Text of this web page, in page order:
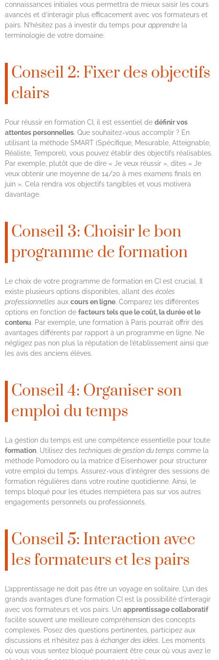
connaissances initiales vous permettra de mieux saisir les cours
avancés et d’interagir plus efficacement avec vos formateurs et
pairs. N’hésitez pas à investir du temps pour apprendre la
terminologie de votre domaine.
Conseil 2: Fixer des objectifs
clairs
Pour réussir en formation CI, il est essentiel de définir vos
attentes personnelles. Que souhaitez-vous accomplir ? En
utilisant la méthode SMART (Spécifique, Mesurable, Atteignable,
Réaliste, Temporel), vous pouvez établir des objectifs réalisables.
Par exemple, plutôt que de dire « Je veux réussir », dites « Je
veux obtenir une moyenne de 14/20 à mes examens finals en
juin ». Cela rendra vos objectifs tangibles et vous motivera
davantage.
Conseil 3: Choisir le bon
programme de formation
Le choix de votre programme de formation en CI est crucial. Il
existe plusieurs options disponibles, allant des écoles
professionnelles aux cours en ligne. Comparez les différentes
options en fonction de facteurs tels que le coût, la durée et le
contenu. Par exemple, une formation à Paris pourrait offrir des
avantages différents par rapport à un programme en ligne. Ne
négligez pas non plus la réputation de l’établissement ainsi que
les avis des anciens élèves.
Conseil 4: Organiser son
emploi du temps
La gestion du temps est une compétence essentielle pour toute
formation. Utilisez des techniques de gestion du temps comme la
méthode Pomodoro ou la matrice d’Eisenhower pour structurer
votre emploi du temps. Assurez-vous d’intégrer des sessions de
formation régulières dans votre routine quotidienne. Ainsi, le
temps bloqué pour les études n’empiétera pas sur vos autres
engagements personnels ou professionnels.
Conseil 5: Interaction avec
les formateurs et les pairs
L’apprentissage ne doit pas être un voyage en solitaire. L’un des
grands avantages d’une formation CI est la possibilité d’interagir
avec vos formateurs et vos pairs. Un apprentissage collaboratif
facilite souvent une meilleure compréhension des concepts
complexes. Posez des questions pertinentes, participez aux
discussions et n’hésitez pas à échanger des idées. Les moments
où vous vous sentez bloqué pourraient être ceux où vous avez le